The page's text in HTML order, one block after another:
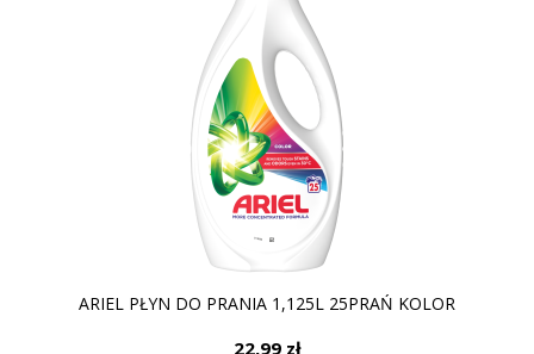
ARIEL PŁYN DO PRANIA 1,125L 25PRAŃ KOLOR
22,99 zł